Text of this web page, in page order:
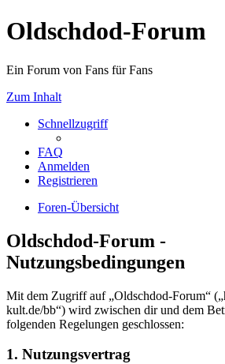
Oldschdod-Forum
Ein Forum von Fans für Fans
Zum Inhalt
Schnellzugriff
FAQ
Anmelden
Registrieren
Foren-Übersicht
Oldschdod-Forum -
Nutzungsbedingungen
Mit dem Zugriff auf „Oldschdod-Forum“
kult.de/bb“) wird zwischen dir und dem
folgenden Regelungen geschlossen:
1. Nutzungsvertrag